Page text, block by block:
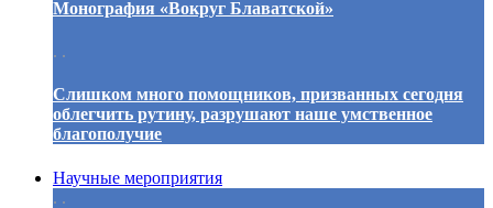
Монография «Вокруг Блаватской»
. .
Слишком много помощников, призванных сегодня
облегчить рутину, разрушают наше умственное
благополучие
Научные мероприятия
. .